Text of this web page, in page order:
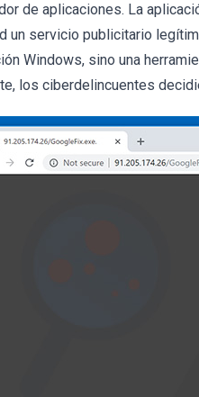
de aplicaciones. La
un servicio publicitario
Windows, sino una
los ciberdelincuentes